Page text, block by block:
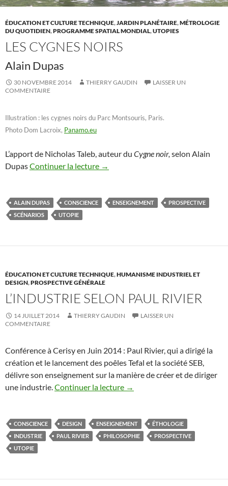
ÉDUCATION ET CULTURE TECHNIQUE,JARDIN PLANÉTAIRE,MÉTROLOGIE
DU QUOTIDIEN,PROGRAMME SPATIAL MONDIAL,UTOPIES
LES CYGNES NOIRS
Alain Dupas
30 NOVEMBRE 2014 THIERRY GAUDIN
LAISSER UN
COMMENTAIRE
Illustration : les cygnes noirs du Parc Montsouris, Paris.
Photo Dom Lacroix, Panamo.eu
L’apport de Nicholas Taleb, auteur du Cygne noir, selon Alain
DupasContinuer la lecture →
ALAIN DUPAS CONSCIENCE ENSEIGNEMENT
PROSPECTIVE
SCÉNARIOS
UTOPIE
ÉDUCATION ET CULTURE TECHNIQUE,HUMANISME INDUSTRIEL ET
DESIGN,PROSPECTIVE GÉNÉRALE
L’INDUSTRIE SELON PAUL RIVIER
14 JUILLET 2014 THIERRY GAUDIN
LAISSER UN
COMMENTAIRE
Conférence à Cerisy en Juin 2014 : Paul Rivier, qui a dirigé la
création et le lancement des poêles Tefal et la société SEB,
délivre son enseignement sur la manière de créer et de diriger
une industrie.Continuer la lecture →
CONSCIENCE DESIGN ENSEIGNEMENT
ÉTHOLOGIE
INDUSTRIE
PAUL RIVIER PHILOSOPHIE
PROSPECTIVE
UTOPIE